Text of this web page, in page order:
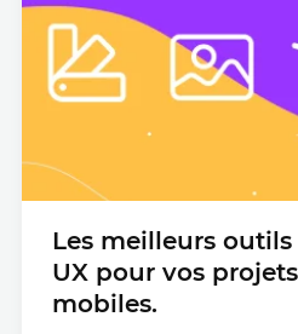
Les meilleurs
UX pour vos
mobiles.